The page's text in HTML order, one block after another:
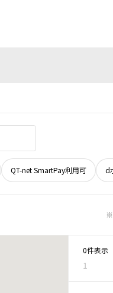
QT-net SmartPay利用可 d
※
0件表示
1